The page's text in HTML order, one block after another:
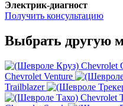
Электрик-диагност
Получить консультацию
Выбрать другую
Chevrolet
Chevrolet Venture
Trailblazer
Chevrolet